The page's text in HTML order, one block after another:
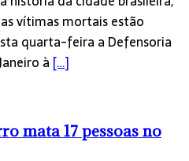
vítimas mortais estão
quarta-feira a Defensoria
à […]
mata 17 pessoas no